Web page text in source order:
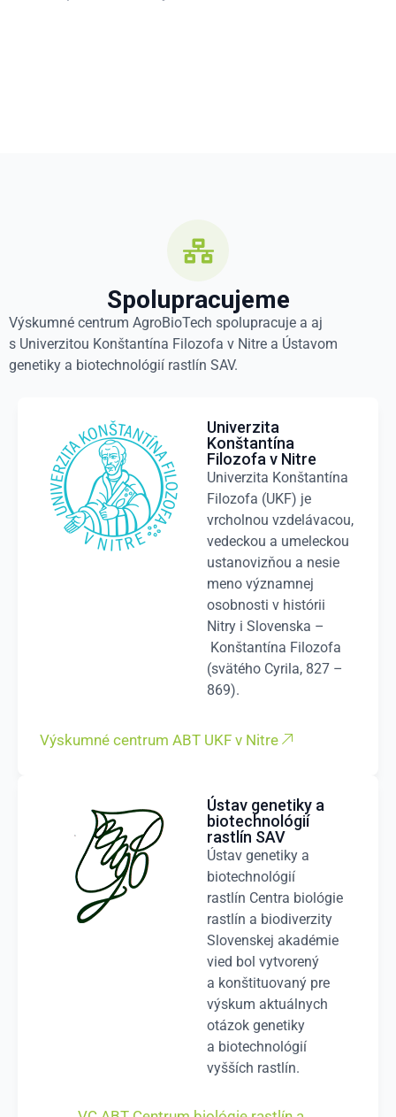
Spolupracujeme
Výskumné centrum AgroBioTech spolupracuje a aj
s Univerzitou Konštantína Filozofa v Nitre a Ústavom
genetiky a biotechnológií rastlín SAV.
Univerzita
Konštantína
Filozofa v Nitre
Univerzita Konštantína
Filozofa (UKF) je
vrcholnou vzdelávacou,
vedeckou a umeleckou
ustanovizňou a nesie
meno významnej
osobnosti v histórii
Nitry i Slovenska –
Konštantína Filozofa
(svätého Cyrila, 827 –
869).
Výskumné centrum ABT UKF v Nitre
Ústav genetiky a
biotechnológií
rastlín SAV
Ústav genetiky a
biotechnológií
rastlín Centra biológie
rastlín a biodiverzity
Slovenskej akadémie
vied bol vytvorený
a konštituovaný pre
výskum aktuálnych
otázok genetiky
a biotechnológií
vyšších rastlín.